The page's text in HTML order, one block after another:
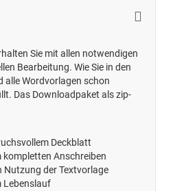
Sie mit allen notwendigen
Bearbeitung. Wie Sie in den
alle Wordvorlagen schon
Das Downloadpaket als zip-
Deckblatt
kompletten Anschreiben
Nutzung der Textvorlage
Lebenslauf